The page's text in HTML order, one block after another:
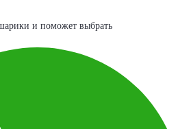
и поможет выбрать